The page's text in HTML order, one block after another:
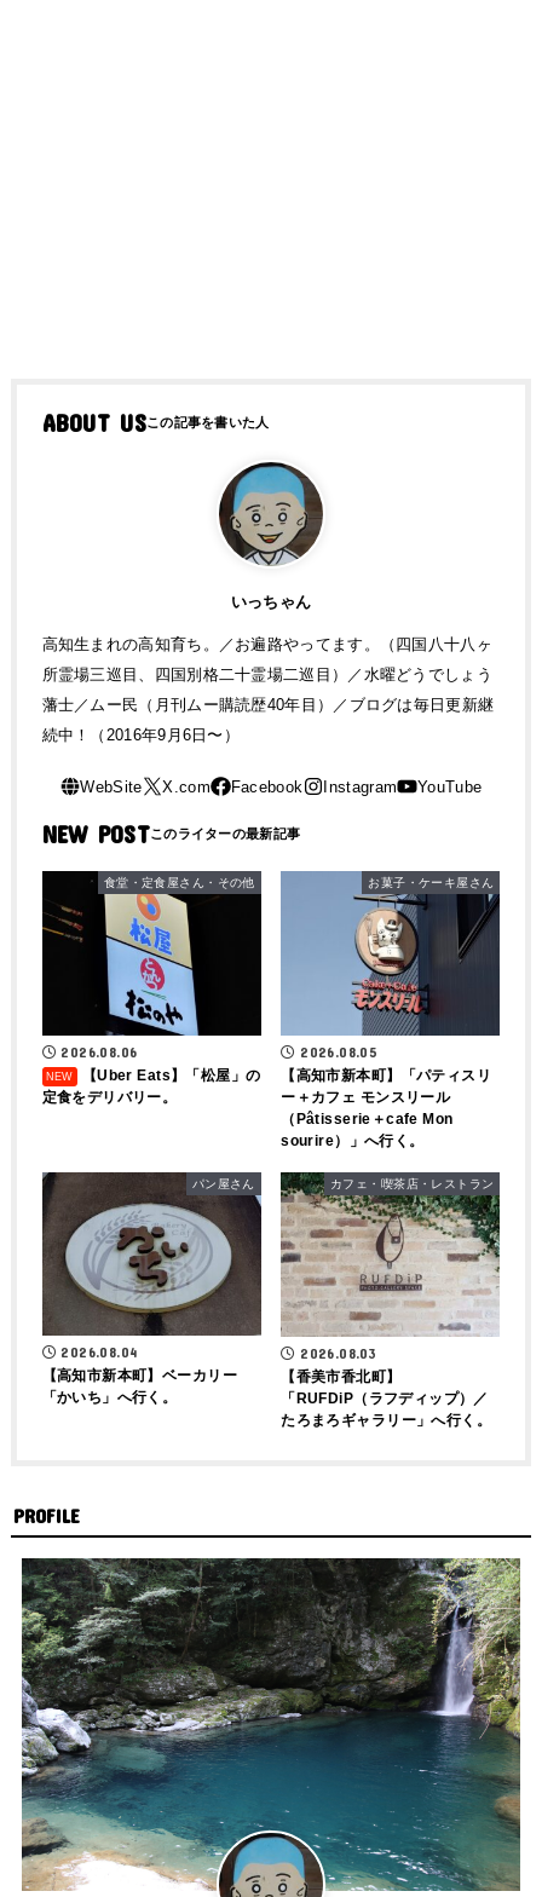
ABOUT US
いっちゃん
高知生まれの高知育ち。／お遍路やってます。（四国八十八ヶ
所霊場三巡目、四国別格二十霊場二巡目）／水曜どうでしょう
藩士／ムー民（月刊ムー購読歴40年目）／ブログは毎日更新継
続中！（2016年9月6日〜）
NEW POST
食堂・定食屋さん・その他
2026.08.06
【Uber Eats】「松屋」の
定食をデリバリー。
お菓子・ケーキ屋さん
2026.08.05
【高知市新本町】「パティスリ
ー＋カフェ モンスリール
（Pâtisserie＋cafe Mon
sourire）」へ行く。
パン屋さん
2026.08.04
【高知市新本町】ベーカリー
「かいち」へ行く。
カフェ・喫茶店・レストラン
2026.08.03
【香美市香北町】
「RUFDiP（ラフディップ）／
たろまろギャラリー」へ行く。
PROFILE